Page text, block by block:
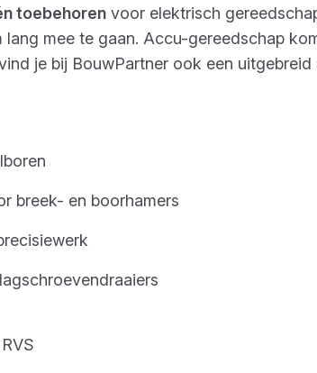
toebehoren voor elektrisch
mee te gaan. Accu-gereedschap
je bij BouwPartner ook een
breek- en boorhamers